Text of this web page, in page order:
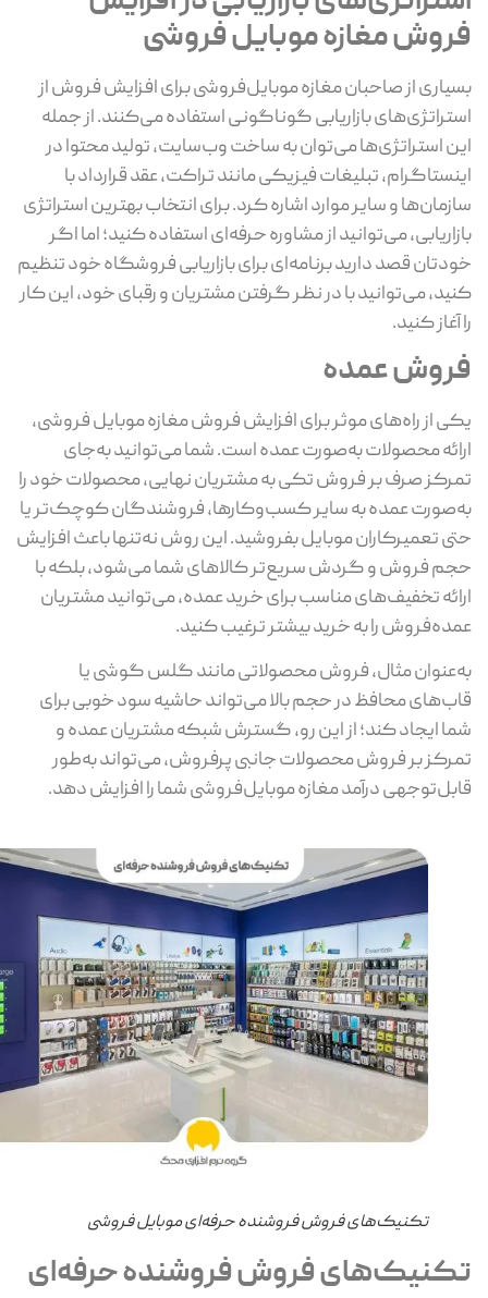
مغازه موبایل فروشی
از صاحبان مغازه موبایل‌فروشی برای افزایش فروش از
بازاریابی گوناگونی استفاده می‌کنند. از جمله
استراتژی‌ها می‌توان به ساخت وب‌سایت، تولید محتوا در
تبلیغات فیزیکی مانند تراکت، عقد قرارداد با
و سایر موارد اشاره کرد. برای انتخاب بهترین استراتژی
می‌توانید از مشاوره حرفه‌ای استفاده کنید؛ اما اگر
قصد دارید برنامه‌ای برای بازاریابی فروشگاه خود تنظیم
می‌توانید با در نظر گرفتن مشتریان و رقبای خود، این کار
آغاز کنید.
عمده
از راه‌های موثر برای افزایش فروش مغازه موبایل فروشی،
محصولات به‌صورت عمده است. شما می‌توانید به‌جای
صرف بر فروش تکی به مشتریان نهایی، محصولات خود را
عمده به سایر کسب‌وکارها، فروشندگان کوچک‌تر یا
تعمیرکاران موبایل بفروشید. این روش نه‌تنها باعث افزایش
فروش و گردش سریع‌تر کالاهای شما می‌شود، بلکه با
تخفیف‌های مناسب برای خرید عمده، می‌توانید مشتریان
را به خرید بیشتر ترغیب کنید.
مثال، فروش محصولاتی مانند گلس گوشی یا
محافظ در حجم بالا می‌تواند حاشیه سود خوبی برای
ایجاد کند؛ از این رو، گسترش شبکه مشتریان عمده و
بر فروش محصولات جانبی پرفروش، می‌تواند به‌طور
درآمد مغازه موبایل‌فروشی شما را افزایش دهد.
تکنیک‌های فروش فروشنده حرفه‌ای موبایل فروشی
فروش فروشنده حرفه‌ای